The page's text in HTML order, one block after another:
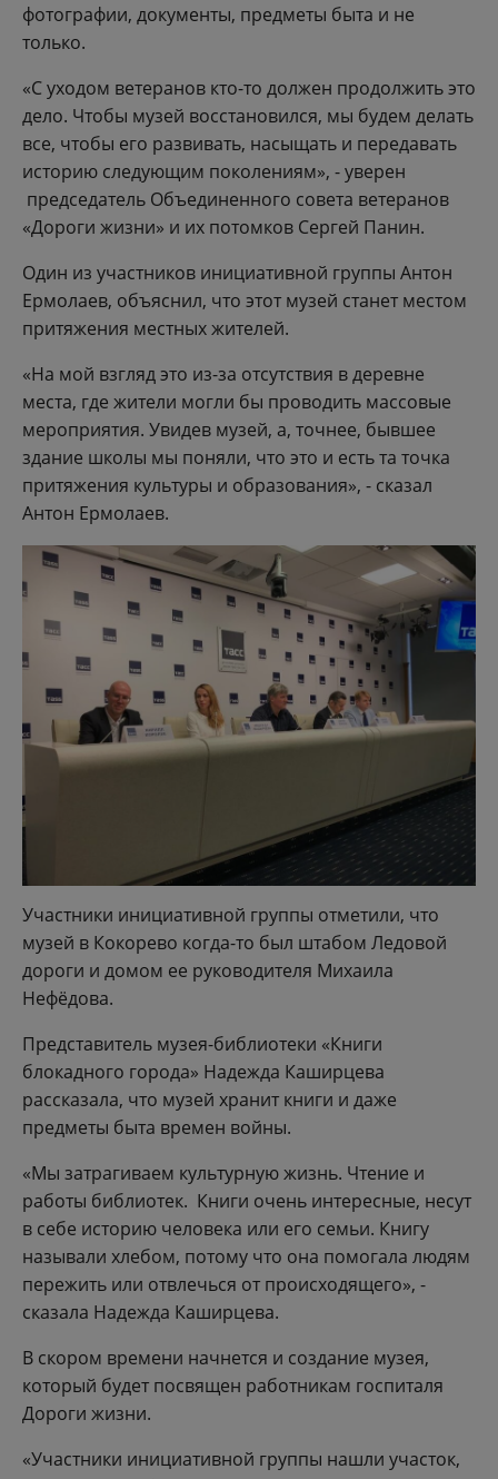
фотографии, документы, предметы быта и не
только.
«С уходом ветеранов кто-то должен продолжить это
дело. Чтобы музей восстановился, мы будем делать
все, чтобы его развивать, насыщать и передавать
историю следующим поколениям», - уверен
председатель Объединенного совета ветеранов
«Дороги жизни» и их потомков Сергей Панин.
Один из участников инициативной группы Антон
Ермолаев, объяснил, что этот музей станет местом
притяжения местных жителей.
«На мой взгляд это из-за отсутствия в деревне
места, где жители могли бы проводить массовые
мероприятия. Увидев музей, а, точнее, бывшее
здание школы мы поняли, что это и есть та точка
притяжения культуры и образования», - сказал
Антон Ермолаев.
Участники инициативной группы отметили, что
музей в Кокорево когда-то был штабом Ледовой
дороги и домом ее руководителя Михаила
Нефёдова.
Представитель музея-библиотеки «Книги
блокадного города» Надежда Каширцева
рассказала, что музей хранит книги и даже
предметы быта времен войны.
«Мы затрагиваем культурную жизнь. Чтение и
работы библиотек. Книги очень интересные, несут
в себе историю человека или его семьи. Книгу
называли хлебом, потому что она помогала людям
пережить или отвлечься от происходящего», -
сказала Надежда Каширцева.
В скором времени начнется и создание музея,
который будет посвящен работникам госпиталя
Дороги жизни.
«Участники инициативной группы нашли участок,